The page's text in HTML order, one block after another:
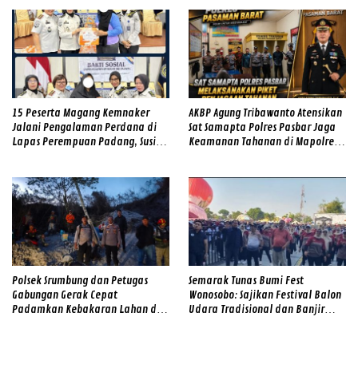
15 Peserta Magang Kemnaker
Jalani Pengalaman Perdana di
Lapas Perempuan Padang, Susi
AKBP Agung Tribawanto Atensikan
Sat Samapta Polres Pasbar Jaga
Keamanan Tahanan di Mapolres
Polsek Srumbung dan Petugas
Gabungan Gerak Cepat
Padamkan Kebakaran Lahan di
Semarak Tunas Bumi Fest
Wonosobo: Sajikan Festival Balon
Udara Tradisional dan Banjir